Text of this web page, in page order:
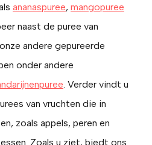
ananaspuree, mangopuree
naast de puree van
andere gepureerde
onder andere
. Verder vindt u
van vruchten die in
zoals appels, peren en
Zoals u ziet, biedt ons